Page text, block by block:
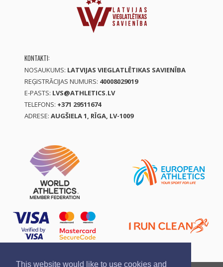
This website would like to use cookies and
KONTAKTI:
NOSAUKUMS: LATVIJAS VIEGLATLĒTIKAS SAVIENĪBA
REĢISTRĀCIJAS NUMURS: 40008029019
E-PASTS: LVS@ATHLETICS.LV
TELEFONS: +371 29511674
ADRESE: AUGŠIELA 1, RĪGA, LV-1009